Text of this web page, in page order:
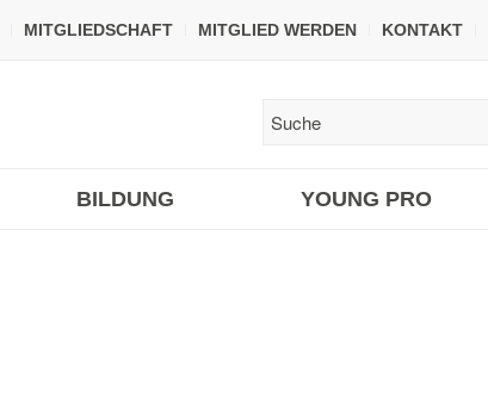
MITGLIEDSCHAFT MITGLIED WERDEN KONTAKT
BILDUNG YOUNG PRO